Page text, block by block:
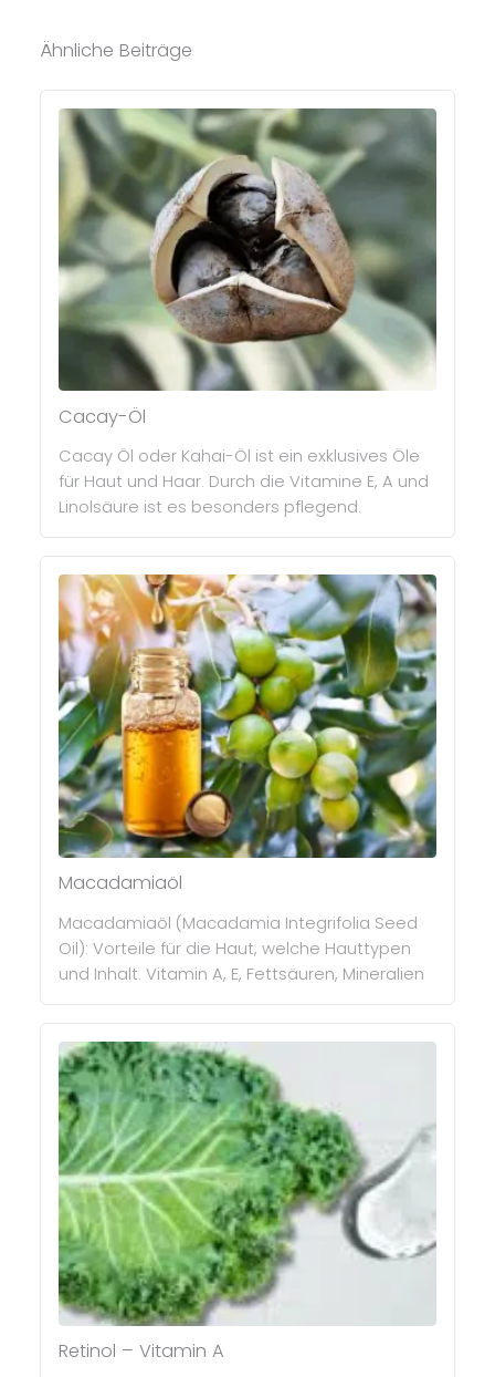
Ähnliche Beiträge
Cacay-Öl
Cacay Öl oder Kahai-Öl ist ein exklusives Öle
für Haut und Haar. Durch die Vitamine E, A und
Linolsäure ist es besonders pflegend.
Macadamiaöl
Macadamiaöl (Macadamia Integrifolia Seed
Oil): Vorteile für die Haut, welche Hauttypen
und Inhalt. Vitamin A, E, Fettsäuren, Mineralien
Retinol – Vitamin A